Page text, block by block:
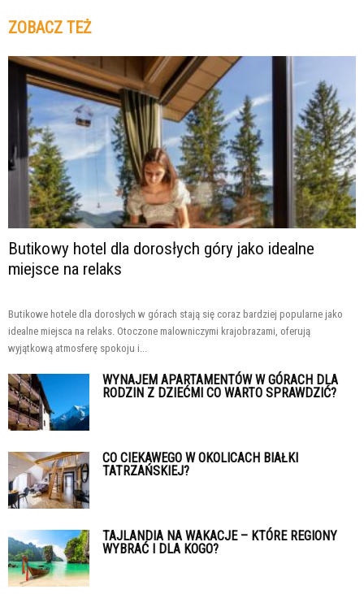
ZOBACZ TEŻ
Butikowy hotel dla dorosłych góry jako idealne
miejsce na relaks
Butikowe hotele dla dorosłych w górach stają się coraz bardziej popularne jako
idealne miejsca na relaks. Otoczone malowniczymi krajobrazami, oferują
wyjątkową atmosferę spokoju i...
WYNAJEM APARTAMENTÓW W GÓRACH DLA
RODZIN Z DZIEĆMI CO WARTO SPRAWDZIĆ?
CO CIEKAWEGO W OKOLICACH BIAŁKI
TATRZAŃSKIEJ?
TAJLANDIA NA WAKACJE – KTÓRE REGIONY
WYBRAĆ I DLA KOGO?